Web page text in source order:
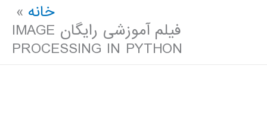
خانه
فیلم آموزشی رایگان IMAGE
PROCESSING IN PYTHON